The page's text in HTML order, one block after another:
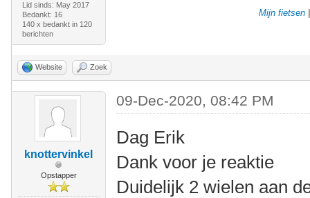
Lid sinds: May 2017
Bedankt: 16
140 x bedankt in 120
berichten
Mijn fietsen
Website Zoek
knottervinkel
Opstapper
09-Dec-2020, 08:42 PM
Dag Erik
Dank voor je reaktie
Duidelijk 2 wielen aan